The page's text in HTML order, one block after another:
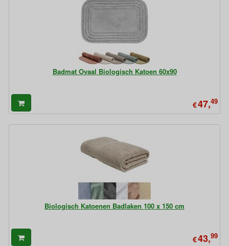
Badmat Ovaal Biologisch Katoen 60x90
€47,49
Biologisch Katoenen Badlaken 100 x 150 cm
€43,99